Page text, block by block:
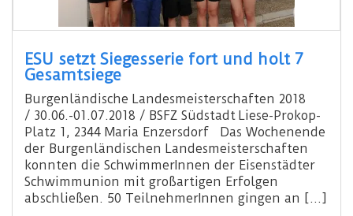
ESU setzt Siegesserie fort und holt 7
Gesamtsiege
Burgenländische Landesmeisterschaften 2018
/ 30.06.-01.07.2018 / BSFZ Südstadt Liese-Prokop-
Platz 1, 2344 Maria Enzersdorf Das Wochenende
der Burgenländischen Landesmeisterschaften
konnten die SchwimmerInnen der Eisenstädter
Schwimmunion mit großartigen Erfolgen
abschließen. 50 TeilnehmerInnen gingen an […]